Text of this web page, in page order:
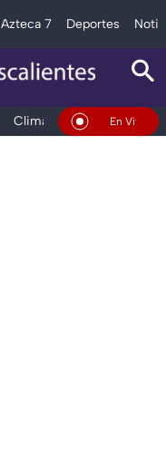
Azteca 7 Deportes
Clima DeportesEn Vivo